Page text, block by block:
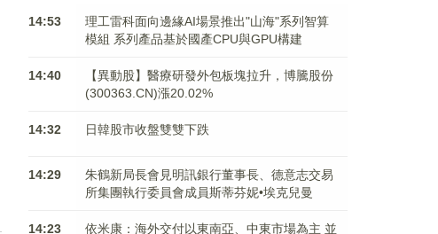
14:53
理工雷科面向邊緣AI場景推出"山海"系列智算
模組 系列產品基於國產CPU與GPU構建
14:40
【異動股】醫療研發外包板塊拉升，博騰股份
(300363.CN)漲20.02%
14:32 日韓股市收盤雙雙下跌
14:29
朱鶴新局長會見明訊銀行董事長、德意志交易
所集團執行委員會成員斯蒂芬妮•埃克兒曼
14:23
依米康：海外交付以東南亞、中東市場為主 並